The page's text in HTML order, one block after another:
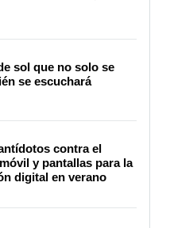
sol que no solo se
se escuchará
contra el
y pantallas para la
digital en verano